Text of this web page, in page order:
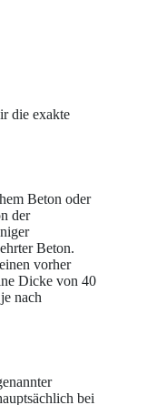
die exakte
Beton oder
der
Beton.
vorher
Dicke von 40
nach
bei